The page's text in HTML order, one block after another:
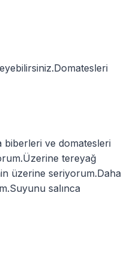
biberleri ve domatesleri
tereyağ
üzerine seriyorum.Daha
salınca